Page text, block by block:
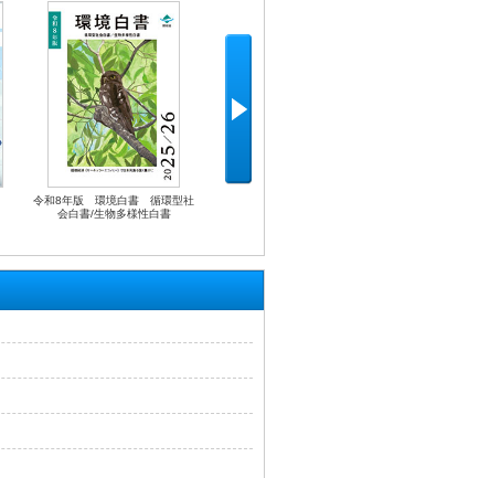
令和8年版 環境白書 循環型社
会白書/生物多様性白書